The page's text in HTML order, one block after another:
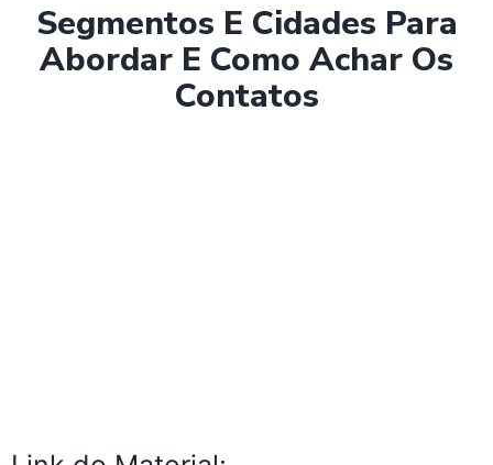
Segmentos E Cidades Para
Abordar E Como Achar Os
Contatos